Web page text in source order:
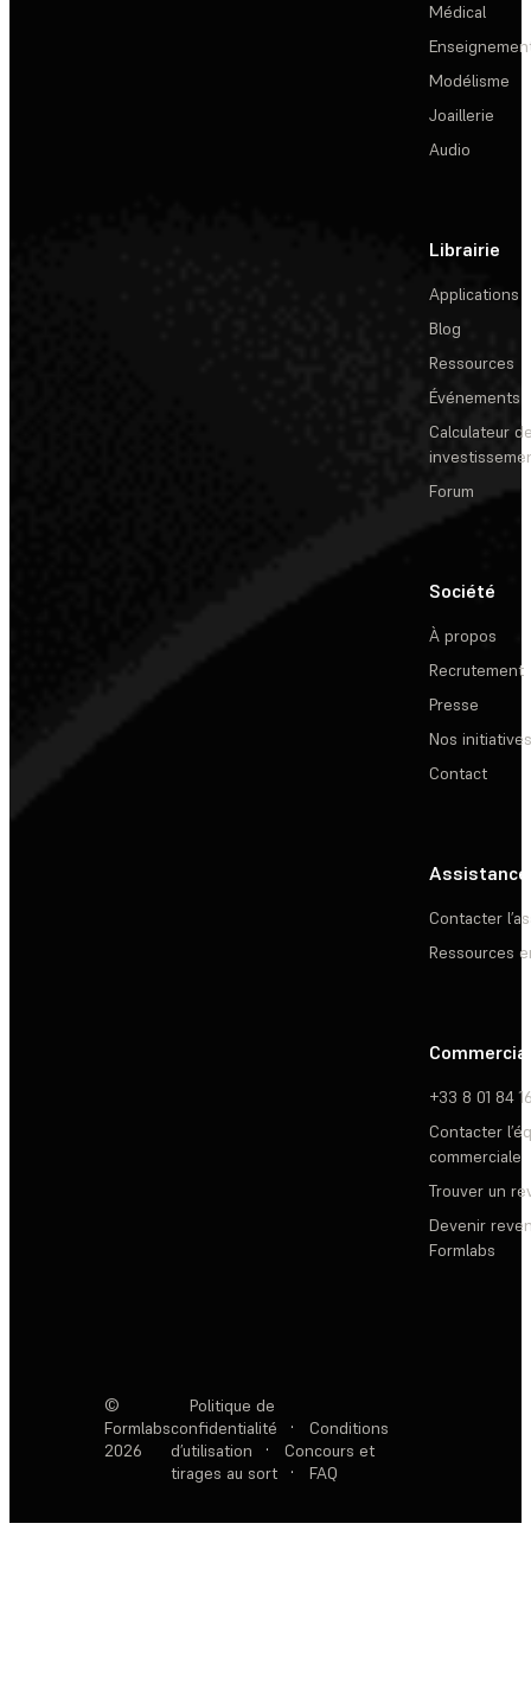
Médical
Modélisme
Joaillerie
Audio
Librairie
Applications
Blog
Ressources
Événements
Calculateur
Forum
Société
À propos
Recrutement
Presse
Nos initiatives
Contact
Assistance
Contacter
Ressources
Commercial
+33 8 01 84
Contacter
commerciale
Trouver un
Devenir
Formlabs
©
Formlabs
2026
Politique de
confidentialité
·
Conditions
d’utilisation
·
Concours et
tirages au sort
· FAQ